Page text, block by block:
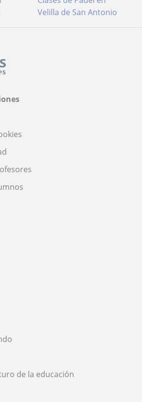
Velilla de San Antonio
de la educación